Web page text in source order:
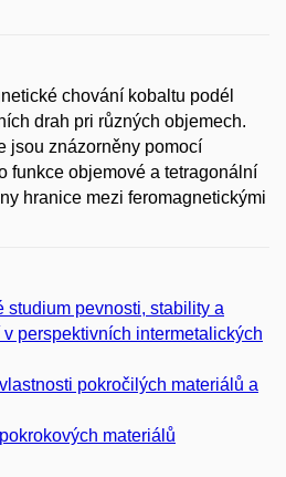
chování kobaltu podél
drah pri různých objemech.
jsou znázorněny pomocí
funkce objemové a tetragonální
hranice mezi feromagnetickými
studium pevnosti, stability a
perspektivních intermetalických
pokročilých materiálů a
materiálů